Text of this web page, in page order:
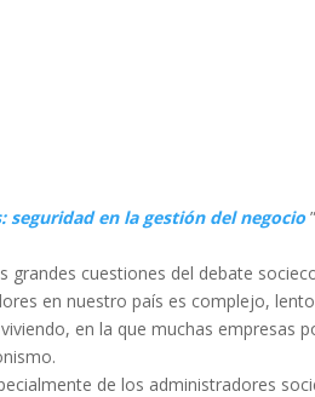
seguridad en la gestión del negocio
grandes cuestiones del debate
en nuestro país es complejo,
en la que muchas empresas
de los administradores